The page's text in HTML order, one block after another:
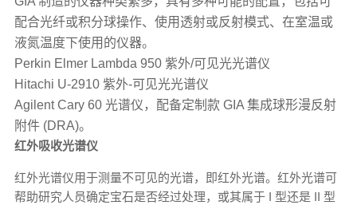
配合光纤或积分球操作、使用透射或反射模式、在室温或
液氮温度下使用的仪器。
Perkin Elmer Lambda 950 紫外/可见光光谱仪
Hitachi U-2910 紫外-可见光光谱仪
Agilent Cary 60 光谱仪，配备定制款 GIA 集成球形漫反射
附件 (DRA)。
红外吸收光谱仪
红外光谱仪用于测量不可见的光谱，即红外光谱。红外光谱可
帮助研究人员确定宝石是否经过处理，或其属于 I 型还是 II 型